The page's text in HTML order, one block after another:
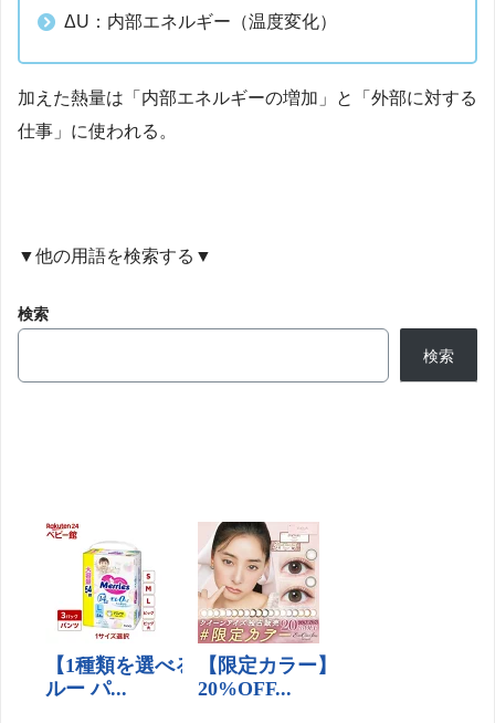
ΔU：内部エネルギー（温度変化）
加えた熱量は「内部エネルギーの増加」と「外部に対する
仕事」に使われる。
▼他の用語を検索する▼
検索
検索